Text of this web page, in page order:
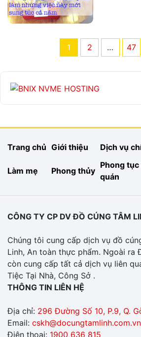
Page
1 Page
2 … Page
47
Trang chủ Giới thiệu Dịch vụ
Làm mẹ Phong thủy
Phong tục
quán
CÔNG TY CP DV ĐỒ CÚNG TÂM
Chúng tôi cung cấp dịch vụ đồ
Linh, An toàn thực phẩm. Ngoài ra
còn cung cấp tất cả dịch vụ liên
Tiệc Tại Nhà, Công Sở .
THÔNG TIN LIÊN HỆ
Địa chỉ: 296 Đường Số 10, P.9, Q.
Email: cskh@docungtamlinh.com.vn
Điện thoại: 1900 636 815